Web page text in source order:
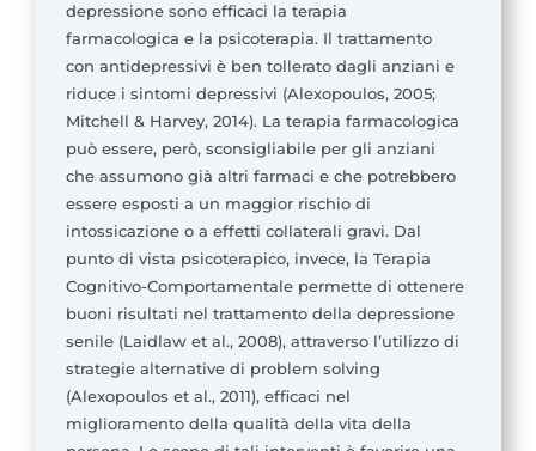
depressione sono efficaci la terapia
farmacologica e la psicoterapia. Il trattamento
con antidepressivi è ben tollerato dagli anziani e
riduce i sintomi depressivi (Alexopoulos, 2005;
Mitchell & Harvey, 2014). La terapia farmacologica
può essere, però, sconsigliabile per gli anziani
che assumono già altri farmaci e che potrebbero
essere esposti a un maggior rischio di
intossicazione o a effetti collaterali gravi. Dal
punto di vista psicoterapico, invece, la Terapia
Cognitivo-Comportamentale permette di ottenere
buoni risultati nel trattamento della depressione
senile (Laidlaw et al., 2008), attraverso l’utilizzo di
strategie alternative di problem solving
(Alexopoulos et al., 2011), efficaci nel
miglioramento della qualità della vita della